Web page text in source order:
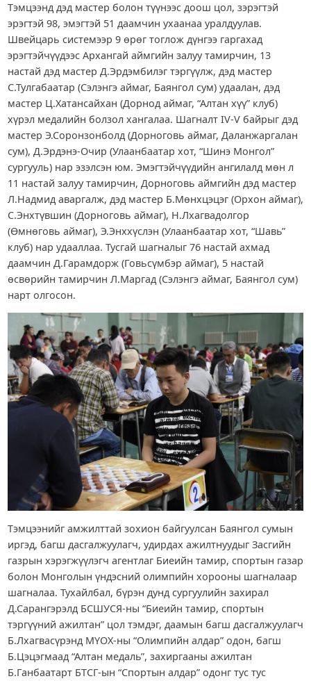
Тэмцээнд дэд мастер болон түүнээс доош цол, зэрэгтэй
эрэгтэй 98, эмэгтэй 51 даамчин ухаанаа уралдуулав.
Швейцарь системээр 9 өрөг тоглож дүнгээ гаргахад
эрэгтэйчүүдээс Архангай аймгийн залуу тамирчин, 13
настай дэд мастер Д.Эрдэмбилэг тэргүүлж, дэд мастер
С.Тулгабаатар (Сэлэнгэ аймаг, Баянгол сум) удаалан, дэд
мастер Ц.Хатансайхан (Дорнод аймаг, “Алтан хүү” клуб)
хүрэл медалийн болзол хангалаа. Шагналт IV-V байрыг дэд
мастер Э.Соронзонболд (Дорноговь аймаг, Даланжаргалан
сум), Д.Эрдэнэ-Очир (Улаанбаатар хот, “Шинэ Монгол”
сургууль) нар эзэлсэн юм. Эмэгтэйчүүдийн ангилалд мөн л
11 настай залуу тамирчин, Дорноговь аймгийн дэд мастер
Л.Надмид аваргалж, дэд мастер Б.Мөнхцэцэг (Орхон аймаг),
С.Энхтүвшин (Дорноговь аймаг), Н.Лхагвадолгор
(Өмнөговь аймаг), Э.Энххүслэн (Улаанбаатар хот, “Шавь”
клуб) нар удааллаа. Тусгай шагналыг 76 настай ахмад
даамчин Д.Гарамдорж (Говьсүмбэр аймаг), 5 настай
өсвөрийн тамирчин Л.Маргад (Сэлэнгэ аймаг, Баянгол сум)
нарт олгосон.
Тэмцээнийг амжилттай зохион байгуулсан Баянгол сумын
иргэд, багш дасгалжуулагч, удирдах ажилтнуудыг Засгийн
газрын хэрэгжүүлэгч агентлаг Биеийн тамир, спортын газар
болон Монголын үндэсний олимпийн хорооны шагналаар
шагналаа. Тухайлбал, бүрэн дунд сургуулийн захирал
Д.Сарангэрэлд БСШУСЯ-ны “Биеийн тамир, спортын
тэргүүний ажилтан” цол тэмдэг, даамын багш дасгалжуулагч
Б.Лхагвасүрэнд МҮОХ-ны “Олимпийн алдар” одон, багш
Б.Цэцэгмаад “Алтан медаль”, захиргааны ажилтан
Б.Ганбаатарт БТСГ-ын “Спортын алдар” одонг тус тус